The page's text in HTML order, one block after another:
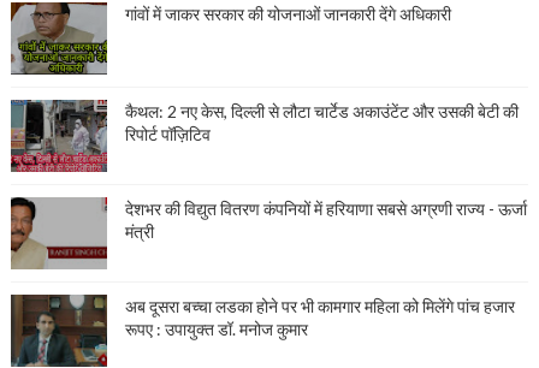
गांवों में जाकर सरकार की योजनाओं जानकारी देंगे अधिकारी
कैथल: 2 नए केस, दिल्ली से लौटा चार्टेड अकाउंटेंट और उसकी बेटी की
रिपोर्ट पॉज़िटिव
देशभर की विद्युत वितरण कंपनियों में हरियाणा सबसे अग्रणी राज्य - ऊर्जा
मंत्री
अब दूसरा बच्चा लडका होने पर भी कामगार महिला को मिलेंगे पांच हजार
रूपए : उपायुक्त डॉ. मनोज कुमार